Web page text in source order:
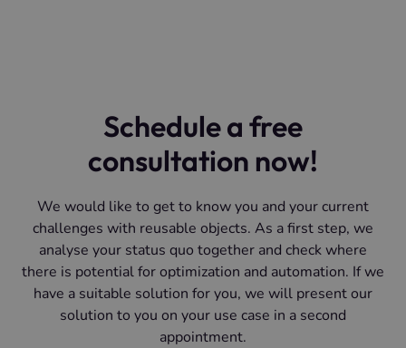
Schedule a free
consultation now!
We would like to get to know you and your current
challenges with reusable objects. As a first step, we
analyse your status quo together and check where
there is potential for optimization and automation. If we
have a suitable solution for you, we will present our
solution to you on your use case in a second
appointment.